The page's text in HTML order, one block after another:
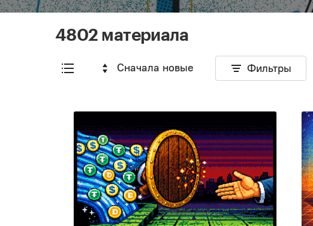
4802 материала
Сначала новые Фильтры